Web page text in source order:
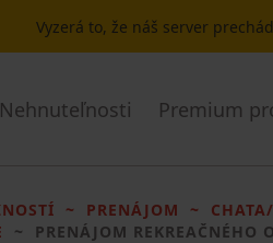
Vyzerá to, že náš server
Nehnuteľnosti Premium
PRENÁJOM
PRENÁJOM REKREAČNÉHO